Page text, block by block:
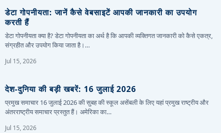
डेटा गोपनीयता: जानें कैसे वेबसाइटें आपकी जानकारी का उपयोग
करती हैं
डेटा गोपनीयता क्या है? डेटा गोपनीयता का अर्थ है कि आपकी व्यक्तिगत जानकारी को कैसे एकत्र,
संग्रहीत और उपयोग किया जाता है।…
Jul 15, 2026
देश-दुनिया की बड़ी खबरें: 16 जुलाई 2026
प्रमुख समाचार 16 जुलाई 2026 की सुबह की स्कूल असेंबली के लिए यहां प्रमुख राष्ट्रीय और
अंतरराष्ट्रीय समाचार प्रस्तुत हैं। अमेरिका का…
Jul 15, 2026